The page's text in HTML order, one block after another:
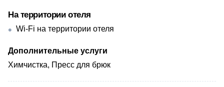
На территории отеля
Wi-Fi на территории отеля
Дополнительные услуги
Химчистка, Пресс для брюк